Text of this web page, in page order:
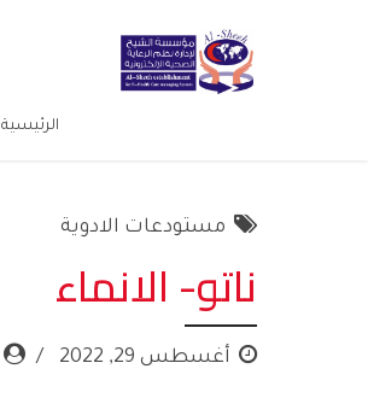
الرئيسية
مستودعات الادوية
ناتو- الانماء
أغسطس 29, 2022